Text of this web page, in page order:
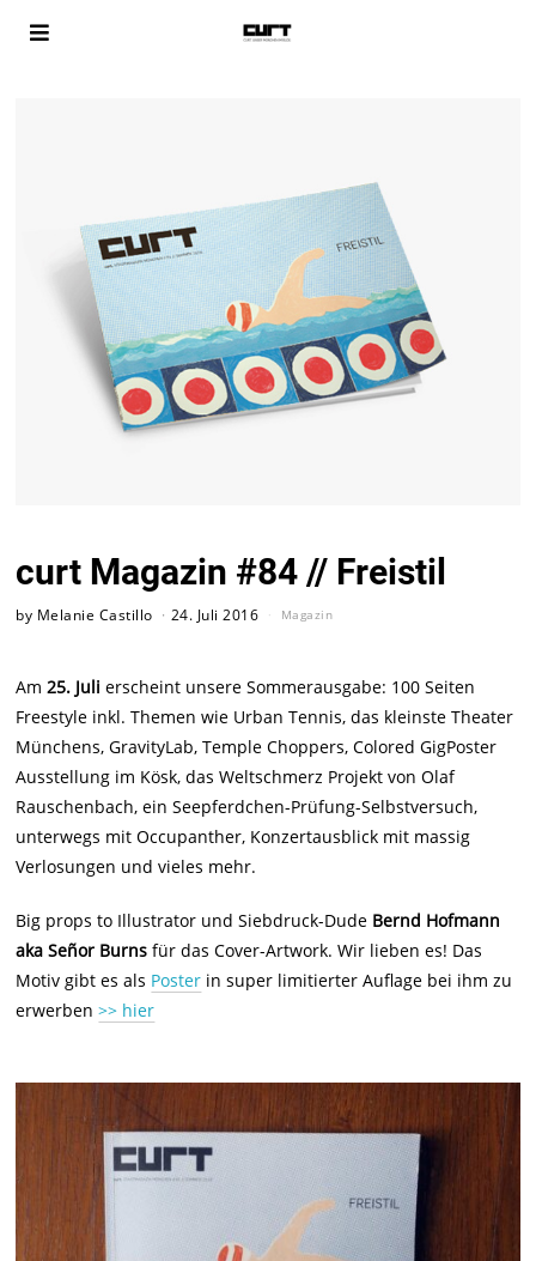
curt Magazin #84 // Freistil
by Melanie Castillo 24. Juli 2016 Magazin
Am25. Juli erscheint unsere Sommerausgabe: 100 Seiten
Freestyle inkl. Themen wie Urban Tennis, das kleinste Theater
Münchens, GravityLab, Temple Choppers, Colored GigPoster
Ausstellung im Kösk, das Weltschmerz Projekt von Olaf
Rauschenbach, ein Seepferdchen-Prüfung-Selbstversuch,
unterwegs mit Occupanther, Konzertausblick mit massig
Verlosungen und vieles mehr.
Big props to Illustrator und Siebdruck-Dude Bernd Hofmann
aka Señor Burns für das Cover-Artwork. Wir lieben es! Das
Motiv gibt es als Poster in super limitierter Auflage bei ihm zu
erwerben>> hier